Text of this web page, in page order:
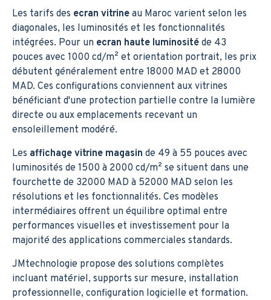
Les tarifs des ecran vitrine au Maroc varient selon les
diagonales, les luminosités et les fonctionnalités
intégrées. Pour un ecran haute luminosité de 43
pouces avec 1000 cd/m² et orientation portrait, les prix
débutent généralement entre 18000 MAD et 28000
MAD. Ces configurations conviennent aux vitrines
bénéficiant d'une protection partielle contre la lumière
directe ou aux emplacements recevant un
ensoleillement modéré.
Les affichage vitrine magasin de 49 à 55 pouces avec
luminosités de 1500 à 2000 cd/m² se situent dans une
fourchette de 32000 MAD à 52000 MAD selon les
résolutions et les fonctionnalités. Ces modèles
intermédiaires offrent un équilibre optimal entre
performances visuelles et investissement pour la
majorité des applications commerciales standards.
JMtechnologie propose des solutions complètes
incluant matériel, supports sur mesure, installation
professionnelle, configuration logicielle et formation.